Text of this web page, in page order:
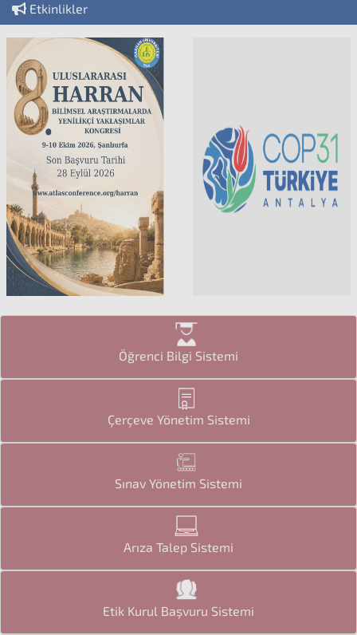
Etkinlikler
Öğrenci Bilgi Sistemi
Çerçeve Yönetim Sistemi
Sınav Yönetim Sistemi
Arıza Talep Sistemi
Etik Kurul Başvuru Sistemi